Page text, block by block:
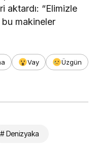
aktardı: “Elimizle
bu makineler
Vay
Üzgün
# Denizyaka